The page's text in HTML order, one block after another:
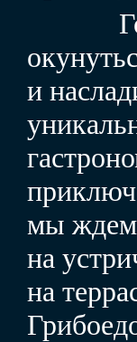
и
мы ждем
на
на